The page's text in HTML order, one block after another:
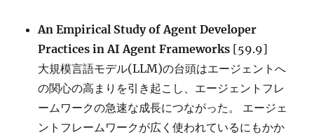
Code
Intelligence
An Empirical Study of Agent Developer
Practices in AI Agent Frameworks [59.9]
大規模言語モデル(LLM)の台頭はエージェントへ
の関心の高まりを引き起こし、エージェントフレ
ームワークの急速な成長につながった。 エージェ
ントフレームワークが広く使われているにもかか